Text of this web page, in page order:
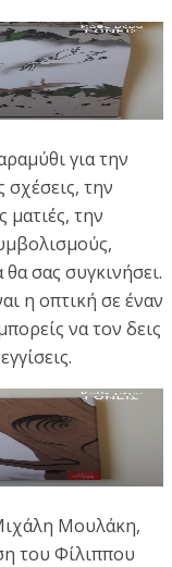
για την
σχέσεις, την
ματιές, την
σας συγκινήσει.
η οπτική σε έναν
να τον δεις
Μουλάκη,
του Φίλιππου